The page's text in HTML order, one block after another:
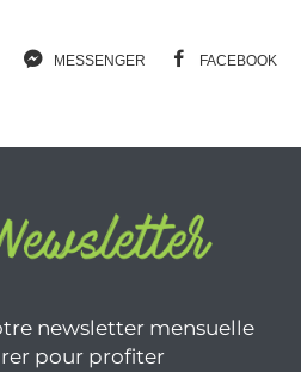
MESSENGER FACEBOOK
newsletter mensuelle
pour profiter